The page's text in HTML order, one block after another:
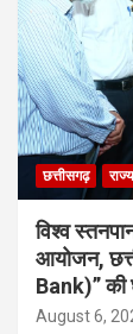
छत्तीसगढ़ राज्य
विश्व
आयोजन,
Bank)” की
August 6,